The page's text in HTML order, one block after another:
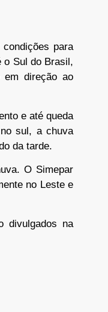
para
o Sul do Brasil,
direção ao
e até queda
sul, a chuva
da tarde.
O Simepar
no Leste e
divulgados na